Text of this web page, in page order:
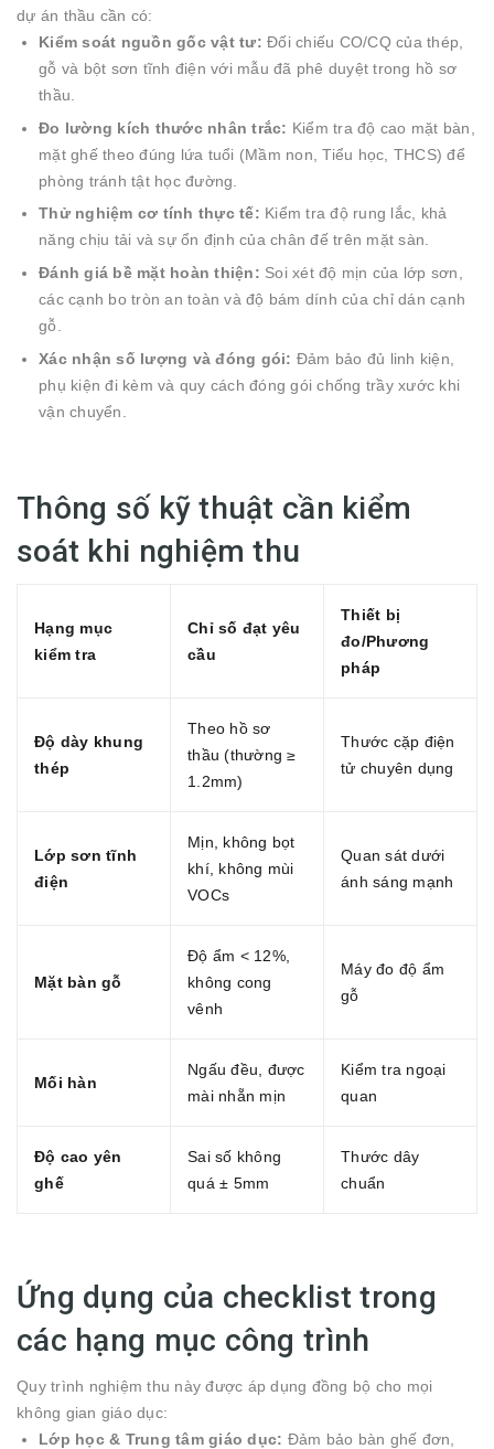
dự án thầu cần có:
Kiểm soát nguồn gốc vật tư: Đối chiếu CO/CQ của thép,
gỗ và bột sơn tĩnh điện với mẫu đã phê duyệt trong hồ sơ
thầu.
Đo lường kích thước nhân trắc: Kiểm tra độ cao mặt bàn,
mặt ghế theo đúng lứa tuổi (Mầm non, Tiểu học, THCS) để
phòng tránh tật học đường.
Thử nghiệm cơ tính thực tế: Kiểm tra độ rung lắc, khả
năng chịu tải và sự ổn định của chân đế trên mặt sàn.
Đánh giá bề mặt hoàn thiện: Soi xét độ mịn của lớp sơn,
các cạnh bo tròn an toàn và độ bám dính của chỉ dán cạnh
gỗ.
Xác nhận số lượng và đóng gói: Đảm bảo đủ linh kiện,
phụ kiện đi kèm và quy cách đóng gói chống trầy xước khi
vận chuyển.
Thông số kỹ thuật cần kiểm
soát khi nghiệm thu
Hạng mục
kiểm tra
Chỉ số đạt yêu
cầu
Thiết bị
đo/Phương
pháp
Độ dày khung
thép
Theo hồ sơ
thầu (thường ≥
1.2mm)
Thước cặp điện
tử chuyên dụng
Lớp sơn tĩnh
điện
Mịn, không bọt
khí, không mùi
VOCs
Quan sát dưới
ánh sáng mạnh
Mặt bàn gỗ
Độ ẩm < 12%,
không cong
vênh
Máy đo độ ẩm
gỗ
Mối hàn
Ngấu đều, được
mài nhẵn mịn
Kiểm tra ngoại
quan
Độ cao yên
ghế
Sai số không
quá ± 5mm
Thước dây
chuẩn
Ứng dụng của checklist trong
các hạng mục công trình
Quy trình nghiệm thu này được áp dụng đồng bộ cho mọi
không gian giáo dục:
Lớp học & Trung tâm giáo dục: Đảm bảo bàn ghế đơn,